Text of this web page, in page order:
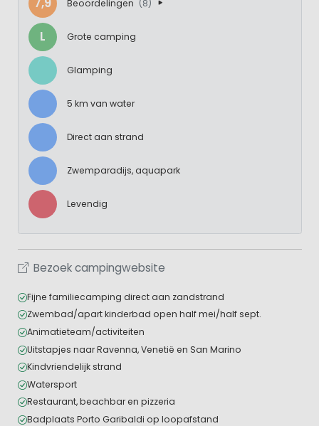
Beoordelingen (8)
L Grote camping
Glamping
5 km van water
Direct aan strand
Zwemparadijs, aquapark
Levendig
Bezoek campingwebsite
Fijne familiecamping direct aan zandstrand
Zwembad/apart kinderbad open half mei/half sept.
Animatieteam/activiteiten
Uitstapjes naar Ravenna, Venetië en San Marino
Kindvriendelijk strand
Watersport
Restaurant, beachbar en pizzeria
Badplaats Porto Garibaldi op loopafstand